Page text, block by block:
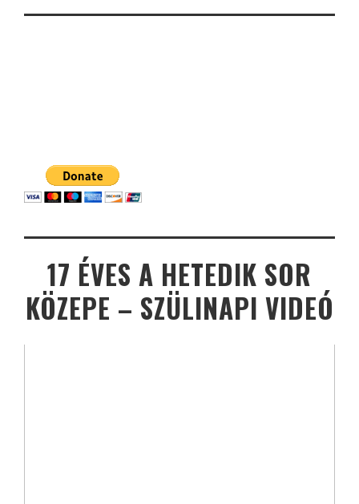
17 ÉVES A HETEDIK SOR
KÖZEPE – SZÜLINAPI VIDEÓ